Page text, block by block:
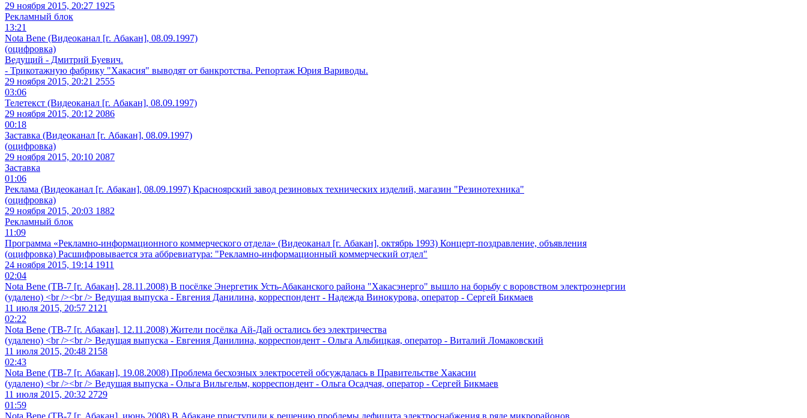
29 ноября 2015, 20:27 1925
Рекламный блок
13:21
Nota Bene (Видеоканал [г. Абакан], 08.09.1997)
(оцифровка)
Ведущий - Дмитрий Буевич.
- Трикотажную фабрику "Хакасия" выводят от банкротства. Репортаж Юрия Вариводы.
29 ноября 2015, 20:21 2555
03:06
Телетекст (Видеоканал [г. Абакан], 08.09.1997)
29 ноября 2015, 20:12 2086
00:18
Заставка (Видеоканал [г. Абакан], 08.09.1997)
(оцифровка)
29 ноября 2015, 20:10 2087
Заставка
01:06
Реклама (Видеоканал [г. Абакан], 08.09.1997) Красноярский завод резиновых технических изделий, магазин "Резинотехника"
(оцифровка)
29 ноября 2015, 20:03 1882
Рекламный блок
11:09
Программа «Рекламно-информационного коммерческого отдела» (Видеоканал [г. Абакан], октябрь 1993) Концерт-поздравление, объявления
(оцифровка) Расшифровывается эта аббревиатура: "Рекламно-информационный коммерческий отдел"
24 ноября 2015, 19:14 1911
02:04
Nota Bene (ТВ-7 [г. Абакан], 28.11.2008) В посёлке Энергетик Усть-Абаканского района "Хакасэнерго" вышло на борьбу с воровством электроэнергии
(удалено) <br /><br /> Ведущая выпуска - Евгения Данилина, корреспондент - Надежда Винокурова, оператор - Сергей Бикмаев
11 июля 2015, 20:57 2121
02:22
Nota Bene (ТВ-7 [г. Абакан], 12.11.2008) Жители посёлка Ай-Дай остались без электричества
(удалено) <br /><br /> Ведущая выпуска - Евгения Данилина, корреспондент - Ольга Альбицкая, оператор - Виталий Ломаковский
11 июля 2015, 20:48 2158
02:43
Nota Bene (ТВ-7 [г. Абакан], 19.08.2008) Проблема бесхозных электросетей обсуждалась в Правительстве Хакасии
(удалено) <br /><br /> Ведущая выпуска - Ольга Вильгельм, корреспондент - Ольга Осадчая, оператор - Сергей Бикмаев
11 июля 2015, 20:32 2729
01:59
Nota Bene (ТВ-7 [г. Абакан], июнь 2008) В Абакане приступили к решению проблемы дефицита электроснабжения в ряде микрорайонов